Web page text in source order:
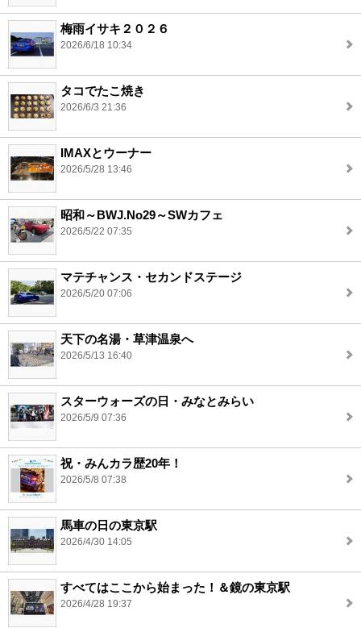
梅雨イサキ２０２６
2026/6/18 10:34
タコでたこ焼き
2026/6/3 21:36
IMAXとウーナー
2026/5/28 13:46
昭和～BWJ.No29～SWカフェ
2026/5/22 07:35
マテチャンス・セカンドステージ
2026/5/20 07:06
天下の名湯・草津温泉へ
2026/5/13 16:40
スターウォーズの日・みなとみらい
2026/5/9 07:36
祝・みんカラ歴20年！
2026/5/8 07:38
馬車の日の東京駅
2026/4/30 14:05
すべてはここから始まった！＆鏡の東京駅
2026/4/28 19:37